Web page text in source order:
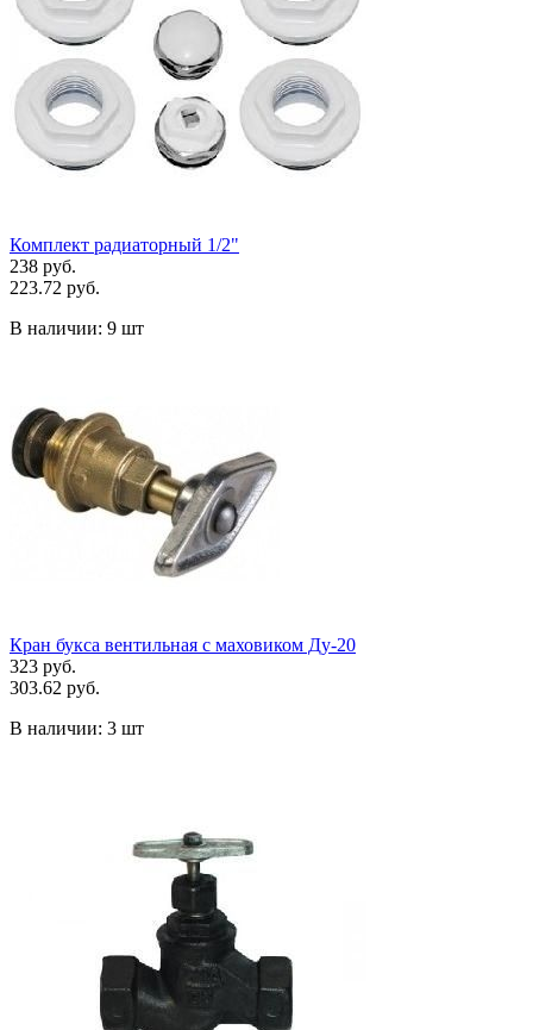
Комплект радиаторный 1/2"
238 руб.
223.72 руб.
В наличии: 9 шт
Кран букса вентильная с маховиком Ду-20
323 руб.
303.62 руб.
В наличии: 3 шт